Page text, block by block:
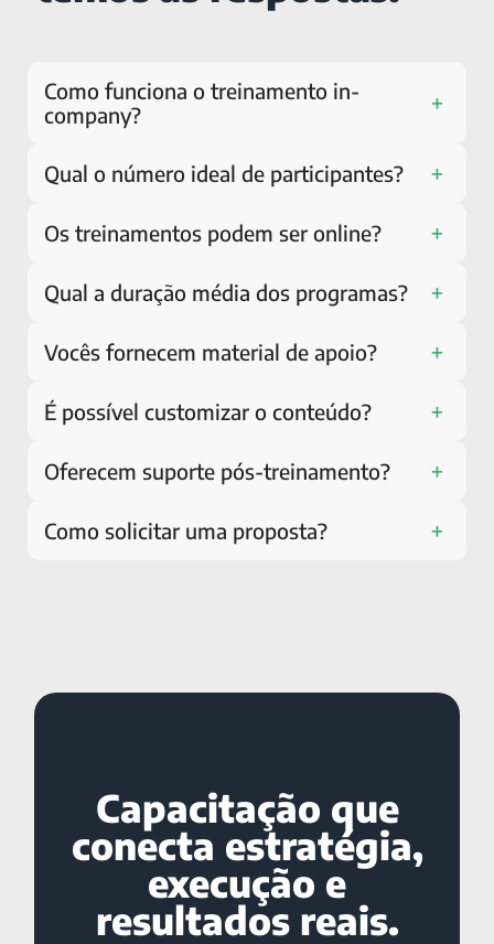
Como funciona o treinamento in-
company?
+
Qual o número ideal de participantes? +
Os treinamentos podem ser online? +
Qual a duração média dos programas? +
Vocês fornecem material de apoio? +
É possível customizar o conteúdo? +
Oferecem suporte pós-treinamento? +
Como solicitar uma proposta? +
Capacitação que
conecta estratégia,
execução e
resultados reais.